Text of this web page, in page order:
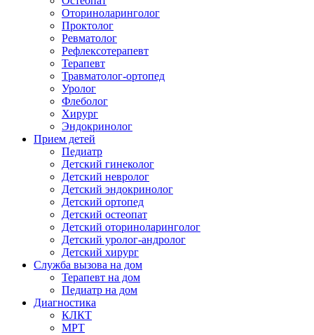
Оториноларинголог
Проктолог
Ревматолог
Рефлексотерапевт
Терапевт
Травматолог-ортопед
Уролог
Флеболог
Хирург
Эндокринолог
Прием детей
Педиатр
Детский гинеколог
Детский невролог
Детский эндокринолог
Детский ортопед
Детский остеопат
Детский оториноларинголог
Детский уролог-андролог
Детский хирург
Служба вызова на дом
Терапевт на дом
Педиатр на дом
Диагностика
КЛКТ
МРТ